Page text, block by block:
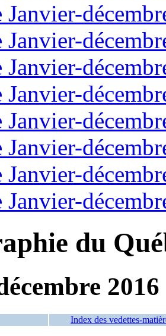
Janvier-
Janvier-
Janvier-
Janvier-
Janvier-
Janvier-
Janvier-
Janvier-
du
2016
Index des vedettes-